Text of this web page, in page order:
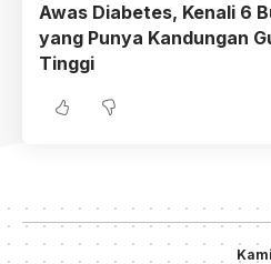
Awas Diabetes, Kenali 6
yang Punya Kandungan
Tinggi